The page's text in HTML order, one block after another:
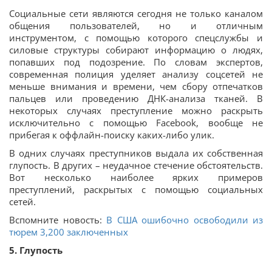
Социальные сети являются сегодня не только каналом
общения пользователей, но и отличным
инструментом, с помощью которого спецслужбы и
силовые структуры собирают информацию о людях,
попавших под подозрение. По словам экспертов,
современная полиция уделяет анализу соцсетей не
меньше внимания и времени, чем сбору отпечатков
пальцев или проведению ДНК-анализа тканей. В
некоторых случаях преступление можно раскрыть
исключительно с помощью Facebook, вообще не
прибегая к оффлайн-поиску каких-либо улик.
В одних случаях преступников выдала их собственная
глупость. В других – неудачное стечение обстоятельств.
Вот несколько наиболее ярких примеров
преступлений, раскрытых с помощью социальных
сетей.
Вспомните новость: В США ошибочно освободили из
тюрем 3,200 заключенных
5. Глупость